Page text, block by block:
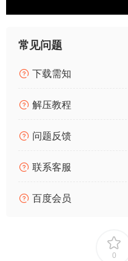
常见问题
下载需知
解压教程
问题反馈
联系客服
百度会员
0